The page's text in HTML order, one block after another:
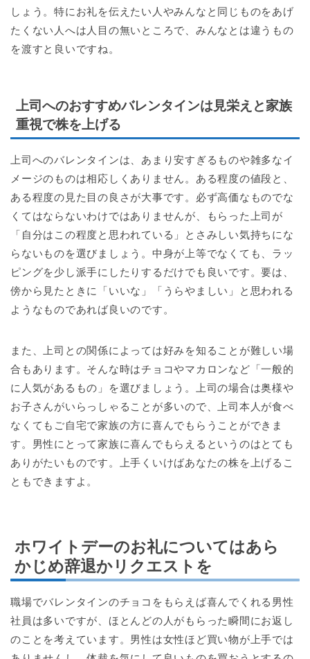
しょう。特にお礼を伝えたい人やみんなと同じものをあげ
たくない人へは人目の無いところで、みんなとは違うもの
を渡すと良いですね。
上司へのおすすめバレンタインは見栄えと家族
重視で株を上げる
上司へのバレンタインは、あまり安すぎるものや雑多なイ
メージのものは相応しくありません。ある程度の値段と、
ある程度の見た目の良さが大事です。必ず高価なものでな
くてはならないわけではありませんが、もらった上司が
「自分はこの程度と思われている」とさみしい気持ちにな
らないものを選びましょう。中身が上等でなくても、ラッ
ピングを少し派手にしたりするだけでも良いです。要は、
傍から見たときに「いいな」「うらやましい」と思われる
ようなものであれば良いのです。
また、上司との関係によっては好みを知ることが難しい場
合もあります。そんな時はチョコやマカロンなど「一般的
に人気があるもの」を選びましょう。上司の場合は奥様や
お子さんがいらっしゃることが多いので、上司本人が食べ
なくてもご自宅で家族の方に喜んでもらうことができま
す。男性にとって家族に喜んでもらえるというのはとても
ありがたいものです。上手くいけばあなたの株を上げるこ
ともできますよ。
ホワイトデーのお礼についてはあら
かじめ辞退かリクエストを
職場でバレンタインのチョコをもらえば喜んでくれる男性
社員は多いですが、ほとんどの人がもらった瞬間にお返し
のことを考えています。男性は女性ほど買い物が上手では